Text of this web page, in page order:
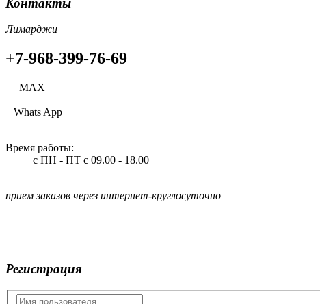
Лимарджи
+7-968-399-76-69
МАХ
Whats App
Время работы:
с ПН - ПТ с 09.00 - 18.00
прием заказов через интернет-круглосуточно
Регистрация